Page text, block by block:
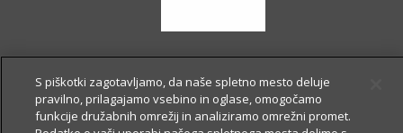
S piškotki zagotavljamo, da naše spletno mesto deluje
pravilno, prilagajamo vsebino in oglase, omogočamo
funkcije družabnih omrežij in analiziramo omrežni promet.